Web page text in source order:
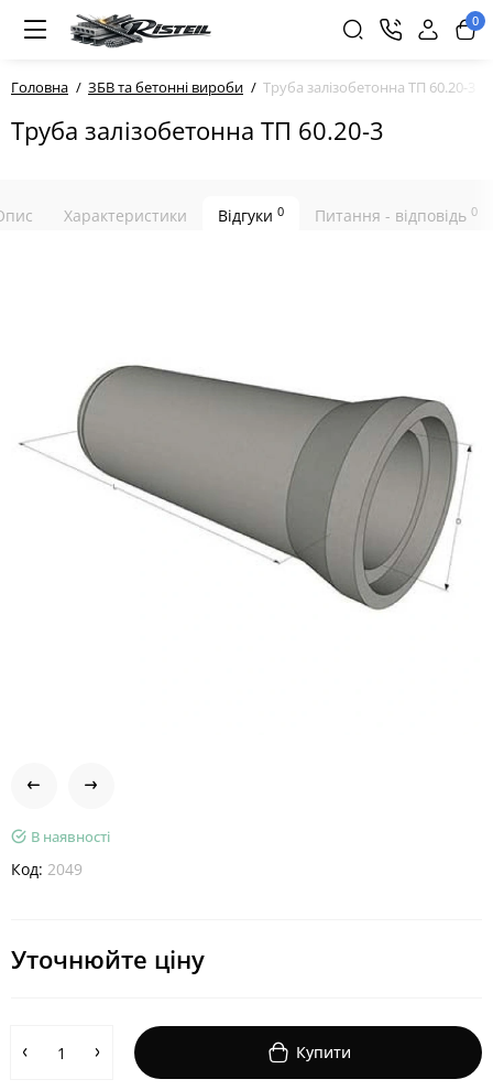
0
Головна ЗБВ та бетонні вироби Труба залізобетонна ТП 60.20-3
Труба залізобетонна ТП 60.20-3
Характеристики Відгуки 0 Питання - відповідь 0
В наявності
Код: 2049
Уточнюйте ціну
Купити